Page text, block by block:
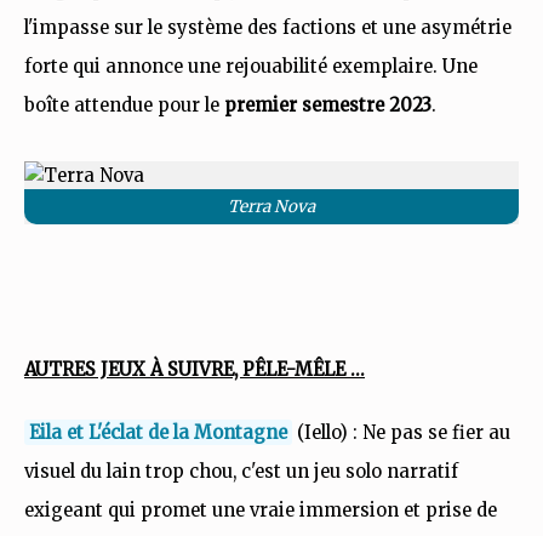
l'impasse sur le système des factions et une asymétrie
forte qui annonce une rejouabilité exemplaire. Une
boîte attendue pour le premier semestre 2023.
Terra Nova
AUTRES JEUX À SUIVRE, PÊLE-MÊLE ...
Eila et L'éclat de la Montagne (Iello) : Ne pas se fier au
visuel du lain trop chou, c'est un jeu solo narratif
exigeant qui promet une vraie immersion et prise de